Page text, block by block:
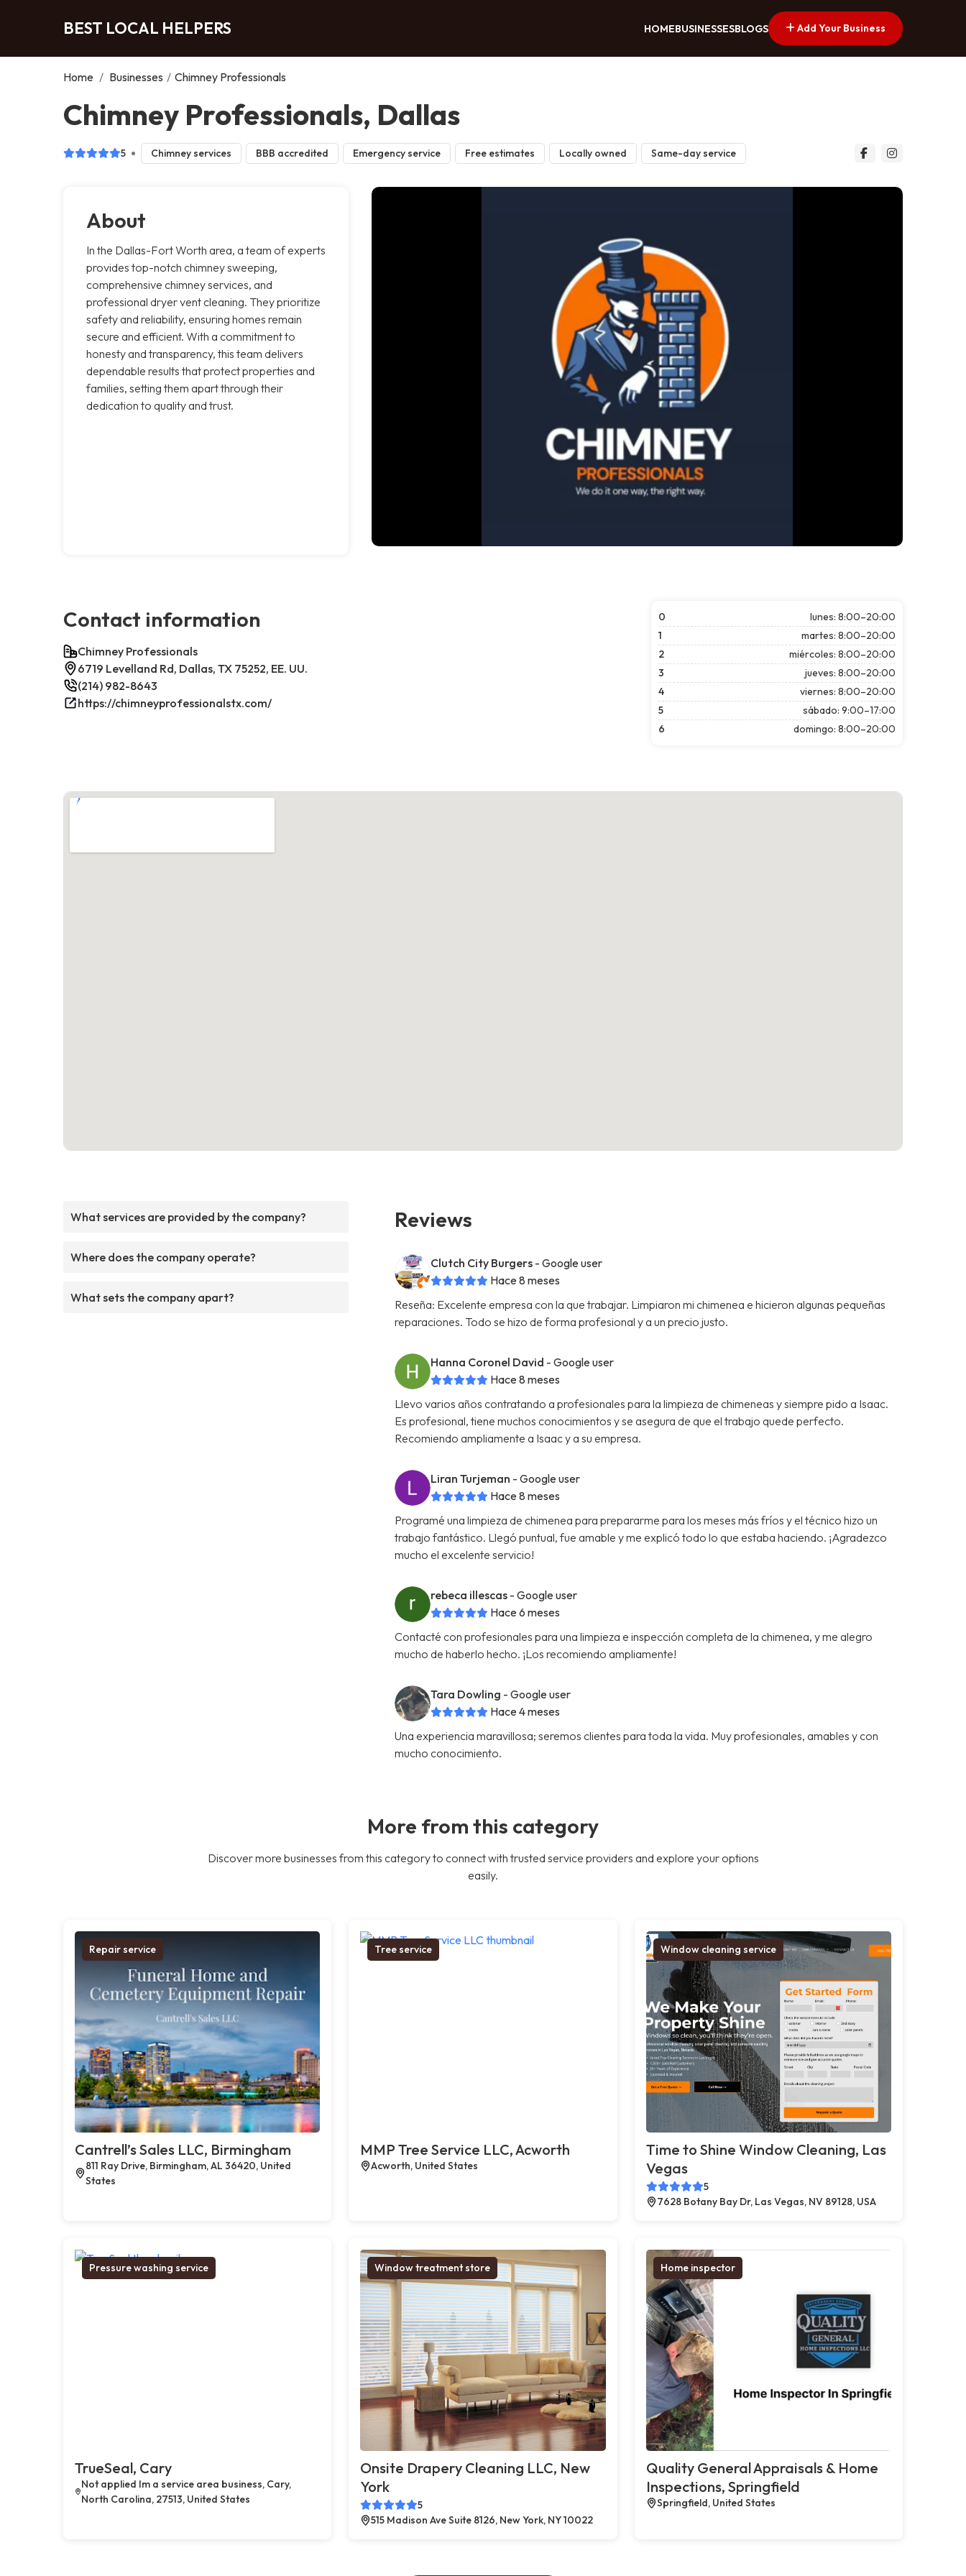
BEST LOCAL HELPERS HOMEBUSINESSESBLOGS Add Your Business
Home / Businesses / Chimney Professionals
Chimney Professionals, Dallas
5 Chimney services BBB accredited Emergency service Free estimates Locally owned Same-day service
About
In the Dallas-Fort Worth area, a team of experts
provides top-notch chimney sweeping,
comprehensive chimney services, and
professional dryer vent cleaning. They prioritize
safety and reliability, ensuring homes remain
secure and efficient. With a commitment to
honesty and transparency, this team delivers
dependable results that protect properties and
families, setting them apart through their
dedication to quality and trust.
Contact information
Chimney Professionals
6719 Levelland Rd, Dallas, TX 75252, EE. UU.
(214) 982-8643
https://chimneyprofessionalstx.com/
0
lunes: 8:00–20:00
1
martes: 8:00–20:00
2
miércoles: 8:00–20:00
3
jueves: 8:00–20:00
4
viernes: 8:00–20:00
5
sábado: 9:00–17:00
6
domingo: 8:00–20:00
What services are provided by the company?
Where does the company operate?
What sets the company apart?
Reviews
Clutch City Burgers - Google user
Hace 8 meses
Reseña: Excelente empresa con la que trabajar. Limpiaron mi chimenea e hicieron algunas pequeñas
reparaciones. Todo se hizo de forma profesional y a un precio justo.
Hanna Coronel David - Google user
Hace 8 meses
Llevo varios años contratando a profesionales para la limpieza de chimeneas y siempre pido a Isaac.
Es profesional, tiene muchos conocimientos y se asegura de que el trabajo quede perfecto.
Recomiendo ampliamente a Isaac y a su empresa.
Liran Turjeman - Google user
Hace 8 meses
Programé una limpieza de chimenea para prepararme para los meses más fríos y el técnico hizo un
trabajo fantástico. Llegó puntual, fue amable y me explicó todo lo que estaba haciendo. ¡Agradezco
mucho el excelente servicio!
rebeca illescas - Google user
Hace 6 meses
Contacté con profesionales para una limpieza e inspección completa de la chimenea, y me alegro
mucho de haberlo hecho. ¡Los recomiendo ampliamente!
Tara Dowling - Google user
Hace 4 meses
Una experiencia maravillosa; seremos clientes para toda la vida. Muy profesionales, amables y con
mucho conocimiento.
More from this category
Discover more businesses from this category to connect with trusted service providers and explore your options
easily.
Repair service
Cantrell’s Sales LLC, Birmingham
811 Ray Drive, Birmingham, AL 36420, United
States
Tree service
MMP Tree Service LLC, Acworth
Acworth, United States
Window cleaning service
Time to Shine Window Cleaning, Las
Vegas
5
7628 Botany Bay Dr, Las Vegas, NV 89128, USA
Pressure washing service
TrueSeal, Cary
Not applied Im a service area business, Cary,
North Carolina, 27513, United States
Window treatment store
Onsite Drapery Cleaning LLC, New
York
5
515 Madison Ave Suite 8126, New York, NY 10022
Home inspector
Quality General Appraisals & Home
Inspections, Springfield
Springfield, United States